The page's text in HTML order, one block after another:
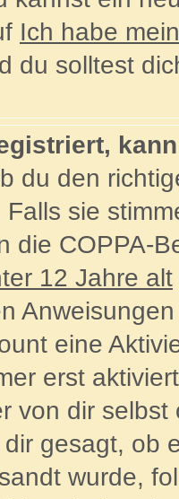
Ich habe
du solltest
du den
sie
die COPPA-
12 Jahre alt
eine
erst
von dir
gesagt, ob
wurde,